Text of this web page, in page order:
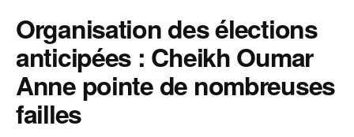
Organisation des élections
anticipées : Cheikh Oumar
Anne pointe de nombreuses
failles